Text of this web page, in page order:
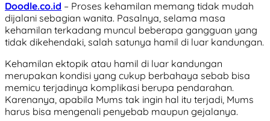
Doodle.co.id – Proses kehamilan memang tidak mudah
dijalani sebagian wanita. Pasalnya, selama masa
kehamilan terkadang muncul beberapa gangguan yang
tidak dikehendaki, salah satunya hamil di luar kandungan.
Kehamilan ektopik atau hamil di luar kandungan
merupakan kondisi yang cukup berbahaya sebab bisa
memicu terjadinya komplikasi berupa pendarahan.
Karenanya, apabila Mums tak ingin hal itu terjadi, Mums
harus bisa mengenali penyebab maupun gejalanya.